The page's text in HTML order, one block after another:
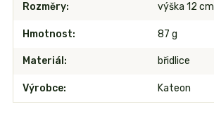
Rozměry výška 12 cm
Hmotnost 87 g
Materiál břidlice
Výrobce Kateon